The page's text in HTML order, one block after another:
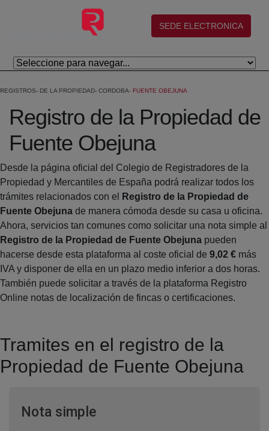
Skip to Main Content
(abre en nueva ventana)
SEDE ELECTRONICA
REGISTROS DE LA PROPIEDAD CORDOBA FUENTE OBEJUNA
Registro de la Propiedad de
Fuente Obejuna
Desde la página oficial del Colegio de Registradores de la
Propiedad y Mercantiles de España podrá realizar todos los
trámites relacionados con el
Registro de la Propiedad de
Fuente Obejuna de manera cómoda desde su casa u oficina.
Ahora, servicios tan comunes como solicitar una nota simple al
Registro de la Propiedad de Fuente Obejuna pueden
hacerse desde esta plataforma al coste oficial de 9,02 € más
IVA y disponer de ella en un plazo medio inferior a dos horas.
También puede solicitar a través de la plataforma Registro
Online notas de localización de fincas o certificaciones.
Tramites en el registro de la
Propiedad de Fuente Obejuna
Nota simpleVentana nueva